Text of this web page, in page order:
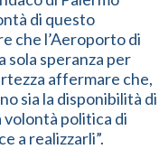
di questo
che l’Aeroporto di
sola speranza per
affermare che,
sia la disponibilità di
volontà politica di
a realizzarli”.